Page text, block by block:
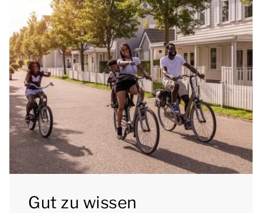
Etagenbett. Eines der Badezimmer verfügt über eine
Whirlpool-Badewanne und ein Waschbecken. Das
andere Badezimmer hat eine Dusche, Waschbecken,
Toilette und eine traditionelle Sauna. Außerdem gibt
es im Erdgeschoss eine separate Toilette.
Die Wohnung hat zwei Balkone mit Gartenmöbeln.
Sie können das kostenlose WLAN nutzen und auf
den zentralen Parkplätzen des Parks abstellen.
mit dem Auto zu erreichen, um Ihr Gepäck ein- und
Gut zu wissen